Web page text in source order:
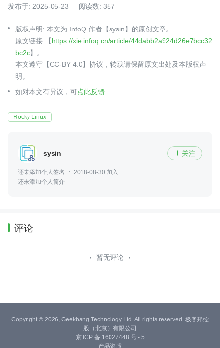
发布于: 2025-05-23 阅读数: 357
版权声明: 本文为 InfoQ 作者【sysin】的原创文章。
原文链接:【https://xie.infoq.cn/article/44dabb2a924d26e7bcc32
bc2c】。
本文遵守【CC-BY 4.0】协议，转载请保留原文出处及本版权声
明。
如对本文有异议，可点此反馈
Rocky Linux
sysin  关注
还未添加个人签名
2018-08-30 加入
还未添加个人简介
评论
暂无评论
Copyright © 2026, Geekbang Technology Ltd. All rights reserved. 极客邦控
股（北京）有限公司
京 ICP 备 16027448 号 - 5
产品资质